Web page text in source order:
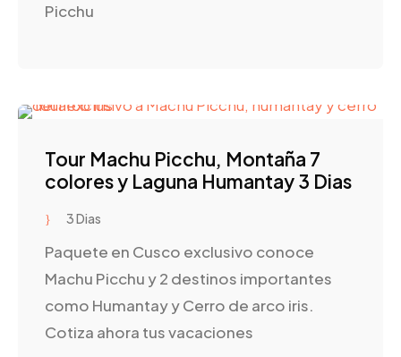
Picchu
Tour Machu Picchu, Montaña 7
colores y Laguna Humantay 3 Dias
3 Dias
Paquete en Cusco exclusivo conoce
Machu Picchu y 2 destinos importantes
como Humantay y Cerro de arco iris.
Cotiza ahora tus vacaciones